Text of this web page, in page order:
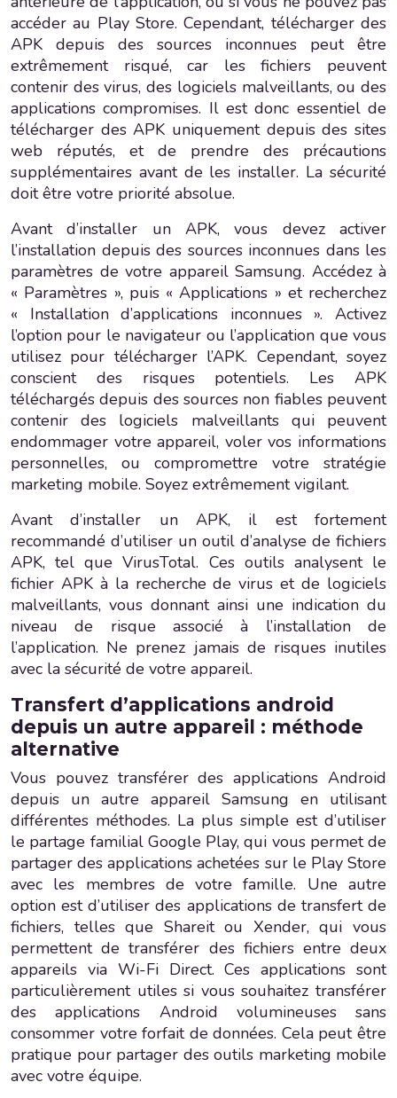
accéder au Play Store. Cependant, télécharger des
APK depuis des sources inconnues peut être
extrêmement risqué, car les fichiers peuvent
contenir des virus, des logiciels malveillants, ou des
applications compromises. Il est donc essentiel de
télécharger des APK uniquement depuis des sites
web réputés, et de prendre des précautions
supplémentaires avant de les installer. La sécurité
doit être votre priorité absolue.
Avant d’installer un APK, vous devez activer
l’installation depuis des sources inconnues dans les
paramètres de votre appareil Samsung. Accédez à
« Paramètres », puis « Applications » et recherchez
« Installation d’applications inconnues ». Activez
l’option pour le navigateur ou l’application que vous
utilisez pour télécharger l’APK. Cependant, soyez
conscient des risques potentiels. Les APK
téléchargés depuis des sources non fiables peuvent
contenir des logiciels malveillants qui peuvent
endommager votre appareil, voler vos informations
personnelles, ou compromettre votre stratégie
marketing mobile. Soyez extrêmement vigilant.
Avant d’installer un APK, il est fortement
recommandé d’utiliser un outil d’analyse de fichiers
APK, tel que VirusTotal. Ces outils analysent le
fichier APK à la recherche de virus et de logiciels
malveillants, vous donnant ainsi une indication du
niveau de risque associé à l’installation de
l’application. Ne prenez jamais de risques inutiles
avec la sécurité de votre appareil.
Transfert d’applications android
depuis un autre appareil : méthode
alternative
Vous pouvez transférer des applications Android
depuis un autre appareil Samsung en utilisant
différentes méthodes. La plus simple est d’utiliser
le partage familial Google Play, qui vous permet de
partager des applications achetées sur le Play Store
avec les membres de votre famille. Une autre
option est d’utiliser des applications de transfert de
fichiers, telles que Shareit ou Xender, qui vous
permettent de transférer des fichiers entre deux
appareils via Wi-Fi Direct. Ces applications sont
particulièrement utiles si vous souhaitez transférer
des applications Android volumineuses sans
consommer votre forfait de données. Cela peut être
pratique pour partager des outils marketing mobile
avec votre équipe.